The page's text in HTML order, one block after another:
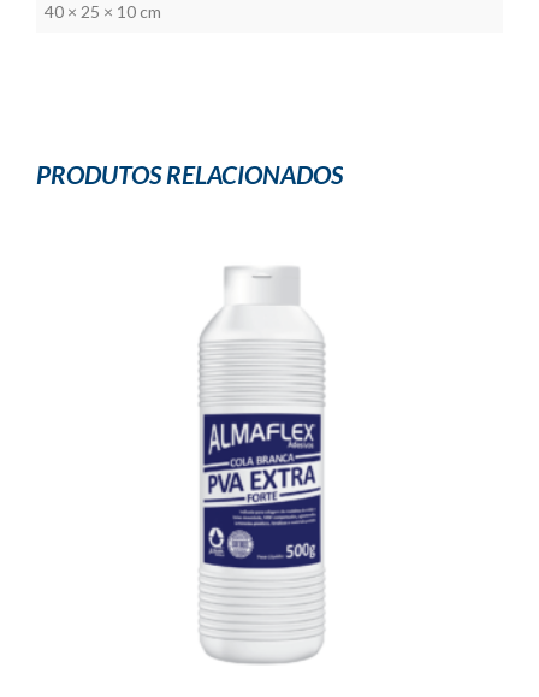
40 × 25 × 10 cm
PRODUTOS RELACIONADOS